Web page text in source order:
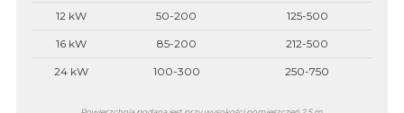
12 kW 50-200 125-500
16 kW 85-200 212-500
24 kW 100-300 250-750